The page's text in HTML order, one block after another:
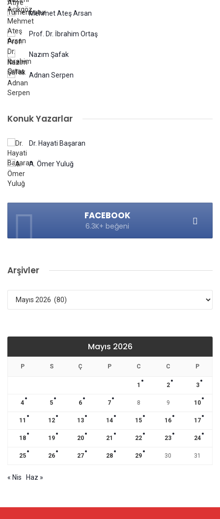
Mehmet Ateş Arsan
Prof. Dr. İbrahim Ortaş
Nazım Şafak
Adnan Serpen
Konuk Yazarlar
Dr. Hayati Başaran
A. Ömer Yuluğ
FACEBOOK
6.3K+ beğeni
Arşivler
Arşivler
Mayıs 2026
P S Ç P C C P
1 2 3
4 5 6 7 8 9 10
11 12 13 14 15 16 17
18 19 20 21 22 23 24
25 26 27 28 29 30 31
« Nis Haz »